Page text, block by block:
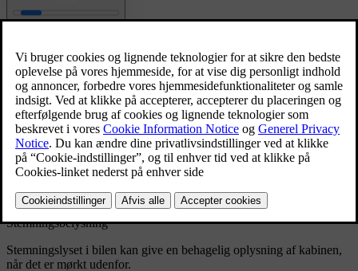
Opdateret 25.04.2024
Der er læselys til for- og bagsæderne. Du kan tilpasse deres
lysstyrke efter behov. På bagsædet fungerer de også som almen
belysning.
Almen belysning
Din bil har lys til almen oplysning af kabinen, for eksempel når du
stiger ind. Almen belysning kan aktiveres både manuelt og
automatisk.
Stemningsbelysning
Stemningslyset i bilen kan give en behagelig oplysning af kabinen,
når det er mørkt udenfor.